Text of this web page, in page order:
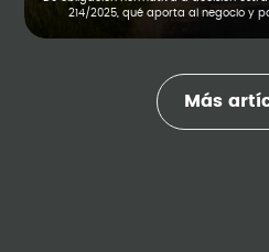
214/2025, qué aporta al negocio y
Más